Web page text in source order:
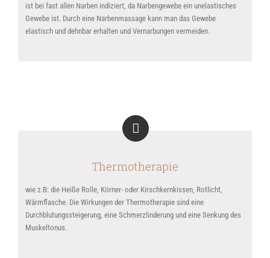
ist bei fast allen Narben indiziert, da Narbengewebe ein unelastisches
Gewebe ist. Durch eine Narbenmassage kann man das Gewebe
elastisch und dehnbar erhalten und Vernarbungen vermeiden.
Thermotherapie
wie z.B: die Heiße Rolle, Körner- oder Kirschkernkissen, Rotlicht,
Wärmflasche. Die Wirkungen der Thermotherapie sind eine
Durchblutungssteigerung, eine Schmerzlinderung und eine Senkung des
Muskeltonus.